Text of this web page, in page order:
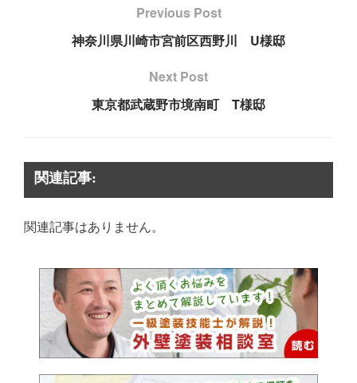
Previous Post
神奈川県川崎市宮前区西野川 U様邸
Next Post
東京都武蔵野市境南町 T様邸
関連記事:
関連記事はありません。